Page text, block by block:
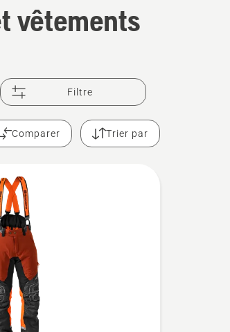
vêtements
Filtre
Comparer Trier par